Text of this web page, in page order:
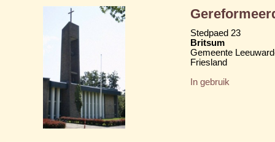
Stedpaed 23
Britsum
Gemeente
Friesland
In gebruik